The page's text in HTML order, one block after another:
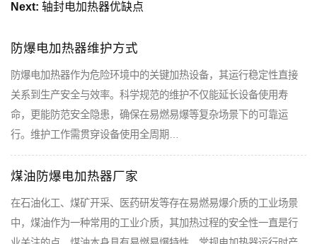
Next: 轴封电加热器优缺点
防爆电加热器维护方式
防爆电加热器作为危险环境中的关键加热设备，其运行稳定性直接
关系到生产安全与效率。科学规范的维护不仅能延长设备使用寿
命，更能防范安全隐患，确保在易燃易爆等复杂场景下的可靠运
行。维护工作需贯穿设备使用全周期…
煤油防爆电加热器厂家
在石油化工、煤矿开采、医药研发等存在易燃易爆介质的工业场景
中，煤油作为一种常用的工业介质，其加热过程的安全性一直是行